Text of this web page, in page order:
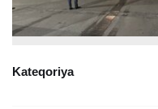
Kateqoriya